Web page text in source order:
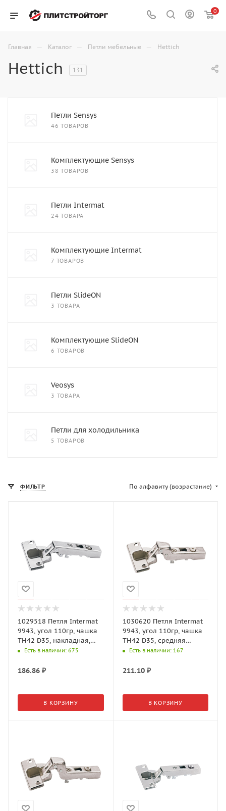
0
Главная — Каталог — Петли мебельные — Hettich
Hettich 131
Петли Sensys
46 ТОВАРОВ
Комплектующие Sensys
38 ТОВАРОВ
Петли Intermat
24 ТОВАРА
Комплектующие Intermat
7 ТОВАРОВ
Петли SlideON
3 ТОВАРА
Комплектующие SlideON
6 ТОВАРОВ
Veosys
3 ТОВАРА
Петли для холодильника
5 ТОВАРОВ
ФИЛЬТР По алфавиту (возрастание)
1029518 Петля Intermat
9943, угол 110гр, чашка
TH42 D35, накладная,
B12,5 (для накл. дверей)
Есть в наличии: 675
186.86 ₽
В КОРЗИНУ
1030620 Петля Intermat
9943, угол 110гр, чашка
TH42 D35, средняя
стенка, B3 (для
Есть в наличии: 167
211.10₽
В КОРЗИНУ